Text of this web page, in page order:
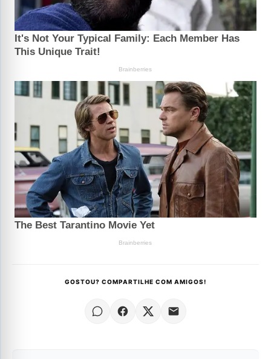
GOSTOU? COMPARTILHE COM AMIGOS!